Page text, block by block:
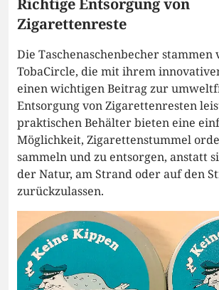
Richtige Entsorgung von
Zigarettenreste
Die Taschenaschenbecher
TobaCircle, die mit ihrem
einen wichtigen Beitrag zur
Entsorgung von Zigarettenresten
praktischen Behälter bieten eine
Möglichkeit, Zigarettenstummel
sammeln und zu entsorgen, anstatt
der Natur, am Strand oder auf den
zurückzulassen.